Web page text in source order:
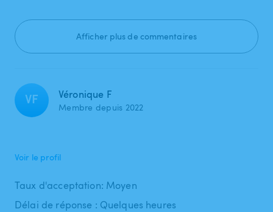
Afficher plus de commentaires
VF Véronique F
Membre depuis 2022
Voir le profil
Taux d'acceptation: Moyen
Délai de réponse : Quelques heures